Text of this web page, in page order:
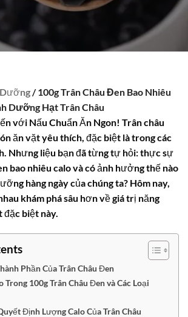
/ 100g Trân Châu Đen Bao Nhiêu
Dưỡng Hạt Trân Châu
với Nấu Chuẩn Ăn Ngon! Trân châu
ăn vặt yêu thích, đặc biệt là trong các
Nhưng liệu bạn đã từng tự hỏi: thực sự
bao nhiêu calovà có ảnh hưởng thế nào
hàng ngày của chúng ta? Hôm nay,
khám phá sâu hơn về giá trị năng
đặc biệt này.
Phần Của Trân Châu Đen
Trong 100g Trân Châu Đen và Các Loại
Định Lượng Calo Của Trân Châu